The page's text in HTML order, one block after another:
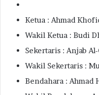
Ketua : Ahmad
Wakil Ketua : Budi
Sekertaris : Anjab
Wakil Sekertaris :
Bendahara : Ahmad